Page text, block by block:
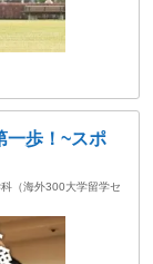
一歩！~スポ
（海外300大学留学セ